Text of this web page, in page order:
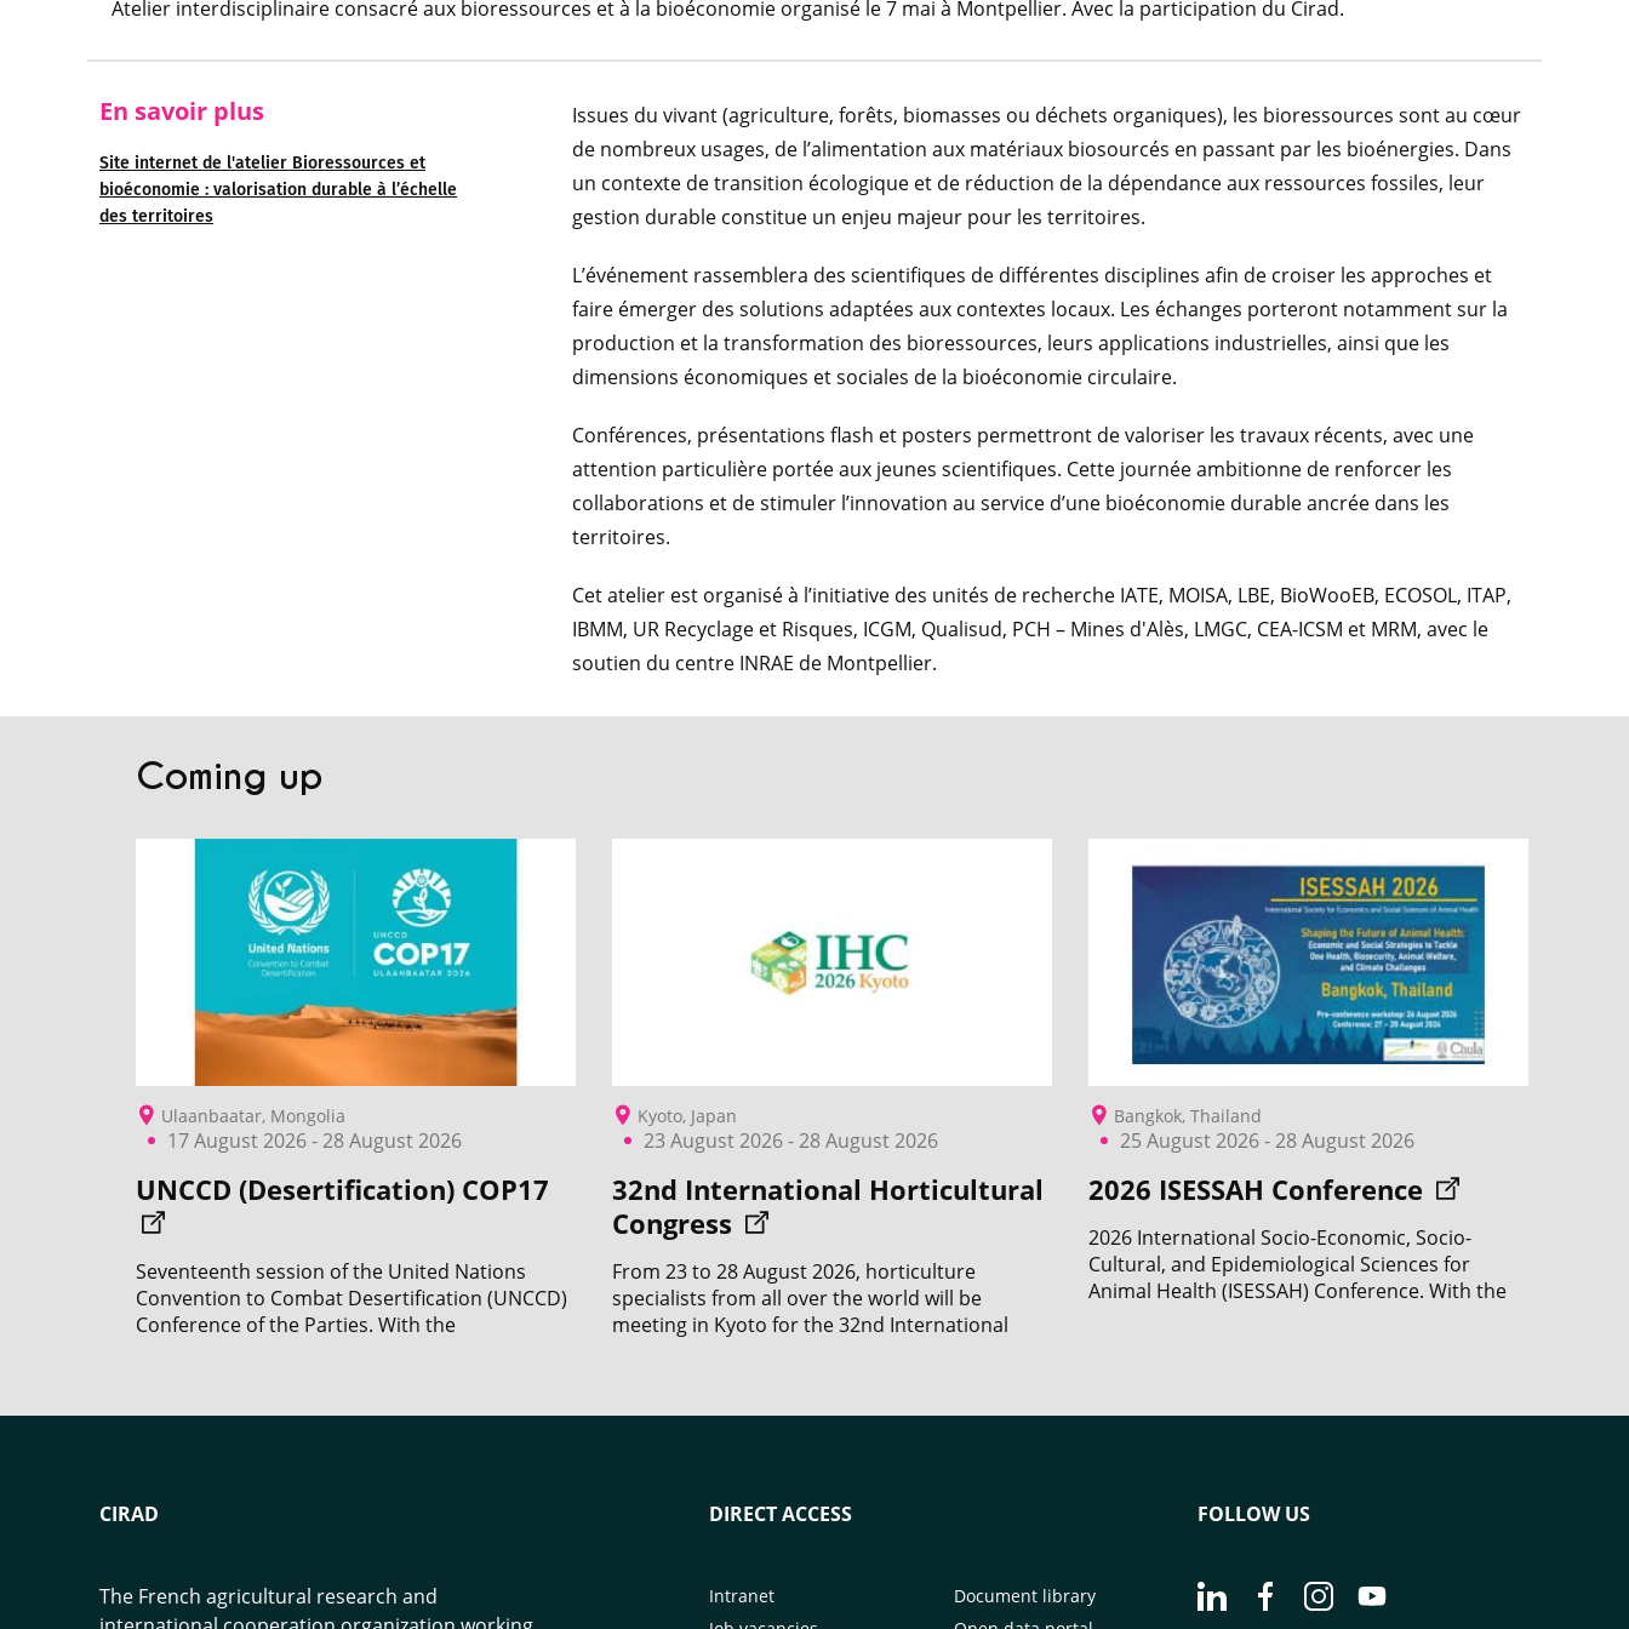
Atelier interdisciplinaire consacré aux bioressources et à la bioéconomie organisé le 7 mai à Montpellier. Avec la participation du Cirad.
En savoir plus
Site internet de l'atelier Bioressources et
bioéconomie : valorisation durable à l’échelle
des territoires
Issues du vivant (agriculture, forêts, biomasses ou déchets organiques), les bioressources sont au cœur
de nombreux usages, de l’alimentation aux matériaux biosourcés en passant par les bioénergies. Dans
un contexte de transition écologique et de réduction de la dépendance aux ressources fossiles, leur
gestion durable constitue un enjeu majeur pour les territoires.
L’événement rassemblera des scientifiques de différentes disciplines afin de croiser les approches et
faire émerger des solutions adaptées aux contextes locaux. Les échanges porteront notamment sur la
production et la transformation des bioressources, leurs applications industrielles, ainsi que les
dimensions économiques et sociales de la bioéconomie circulaire.
Conférences, présentations flash et posters permettront de valoriser les travaux récents, avec une
attention particulière portée aux jeunes scientifiques. Cette journée ambitionne de renforcer les
collaborations et de stimuler l’innovation au service d’une bioéconomie durable ancrée dans les
territoires.
Cet atelier est organisé à l’initiative des unités de recherche IATE, MOISA, LBE, BioWooEB, ECOSOL, ITAP,
IBMM, UR Recyclage et Risques, ICGM, Qualisud, PCH – Mines d'Alès, LMGC, CEA-ICSM et MRM, avec le
soutien du centre INRAE de Montpellier.
Coming up
Ulaanbaatar, Mongolia
17 August 2026 - 28 August 2026
UNCCD (Desertification) COP17
Seventeenth session of the United Nations
Convention to Combat Desertification (UNCCD)
Conference of the Parties. With the
Kyoto, Japan
23 August 2026 - 28 August 2026
32nd International Horticultural
Congress
From 23 to 28 August 2026, horticulture
specialists from all over the world will be
meeting in Kyoto for the 32nd International
Bangkok, Thailand
25 August 2026 - 28 August 2026
2026 ISESSAH Conference
2026 International Socio-Economic, Socio-
Cultural, and Epidemiological Sciences for
Animal Health (ISESSAH) Conference. With the
CIRAD
The French agricultural research and
DIRECT ACCESS
Intranet
Document library
FOLLOW US
Go to page Follow us on LinkedIn - CIRAD
Go to page Follow us on Facebook -
Go to page Follow us on
Go to page Follow us on